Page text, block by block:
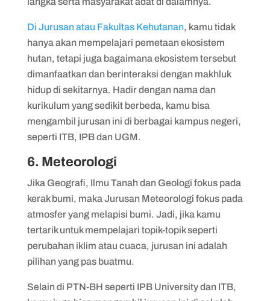
Di Jurusan atau Fakultas Kehutanan, kamu tidak
hanya akan mempelajari pemetaan ekosistem
hutan, tetapi juga bagaimana ekosistem tersebut
dimanfaatkan dan berinteraksi dengan makhluk
hidup di sekitarnya. Hadir dengan nama dan
kurikulum yang sedikit berbeda, kamu bisa
mengambil jurusan ini di berbagai kampus negeri,
seperti ITB, IPB dan UGM.
6. Meteorologi
Jika Geografi, Ilmu Tanah dan Geologi fokus pada
kerak bumi, maka Jurusan Meteorologi fokus pada
atmosfer yang melapisi bumi. Jadi, jika kamu
tertarik untuk mempelajari topik-topik seperti
perubahan iklim atau cuaca, jurusan ini adalah
pilihan yang pas buatmu.
Selain di PTN-BH seperti IPB University dan ITB,